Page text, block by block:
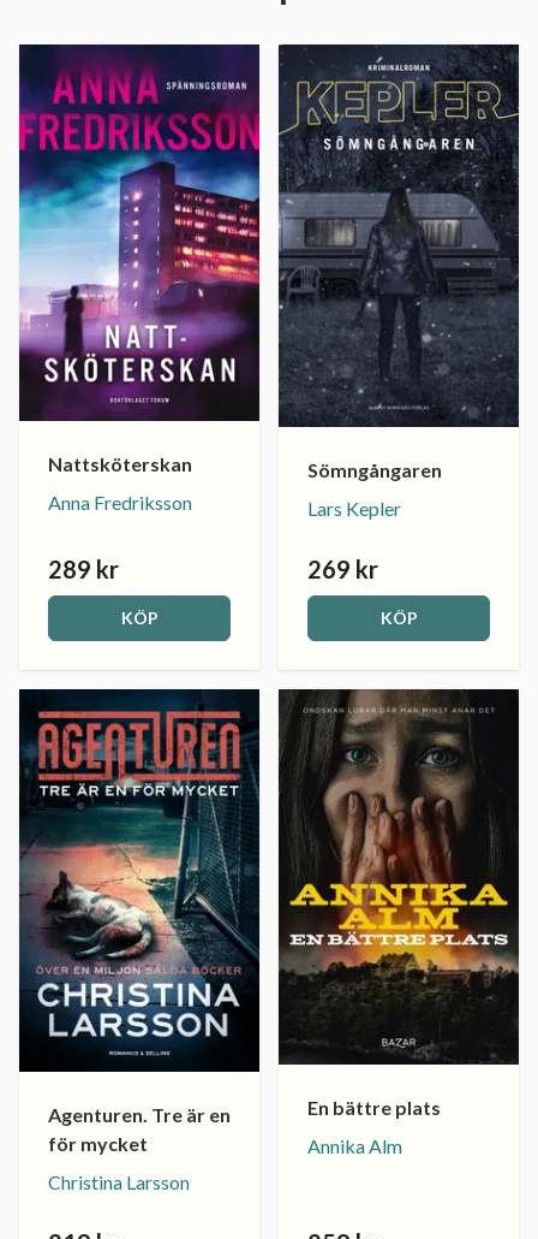
Nattsköterskan
Anna Fredriksson
289 kr
KÖP
Sömngångaren
Lars Kepler
269 kr
KÖP
Agenturen. Tre är en
för mycket
Christina Larsson
En bättre plats
Annika Alm